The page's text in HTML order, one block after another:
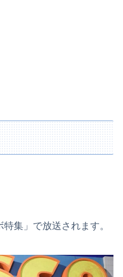
集」で放送されます。